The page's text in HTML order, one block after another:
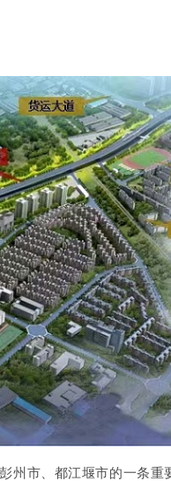
州市、都江堰市的一条重